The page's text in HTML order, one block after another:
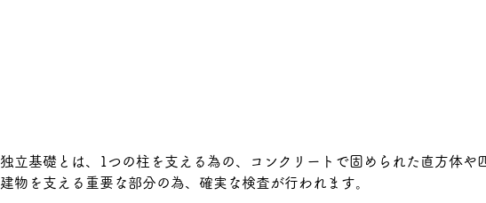
独立基礎とは、1つの柱を支える為の、コンクリートで固められた直方体や
建物を支える重要な部分の為、確実な検査が行われます。